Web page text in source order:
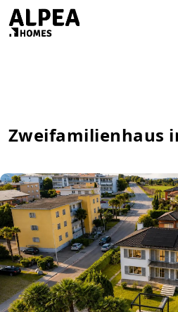
Zweifamilienhaus